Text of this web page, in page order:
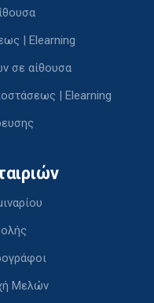
| Elearning
σε αίθουσα
| Elearning
Μελών